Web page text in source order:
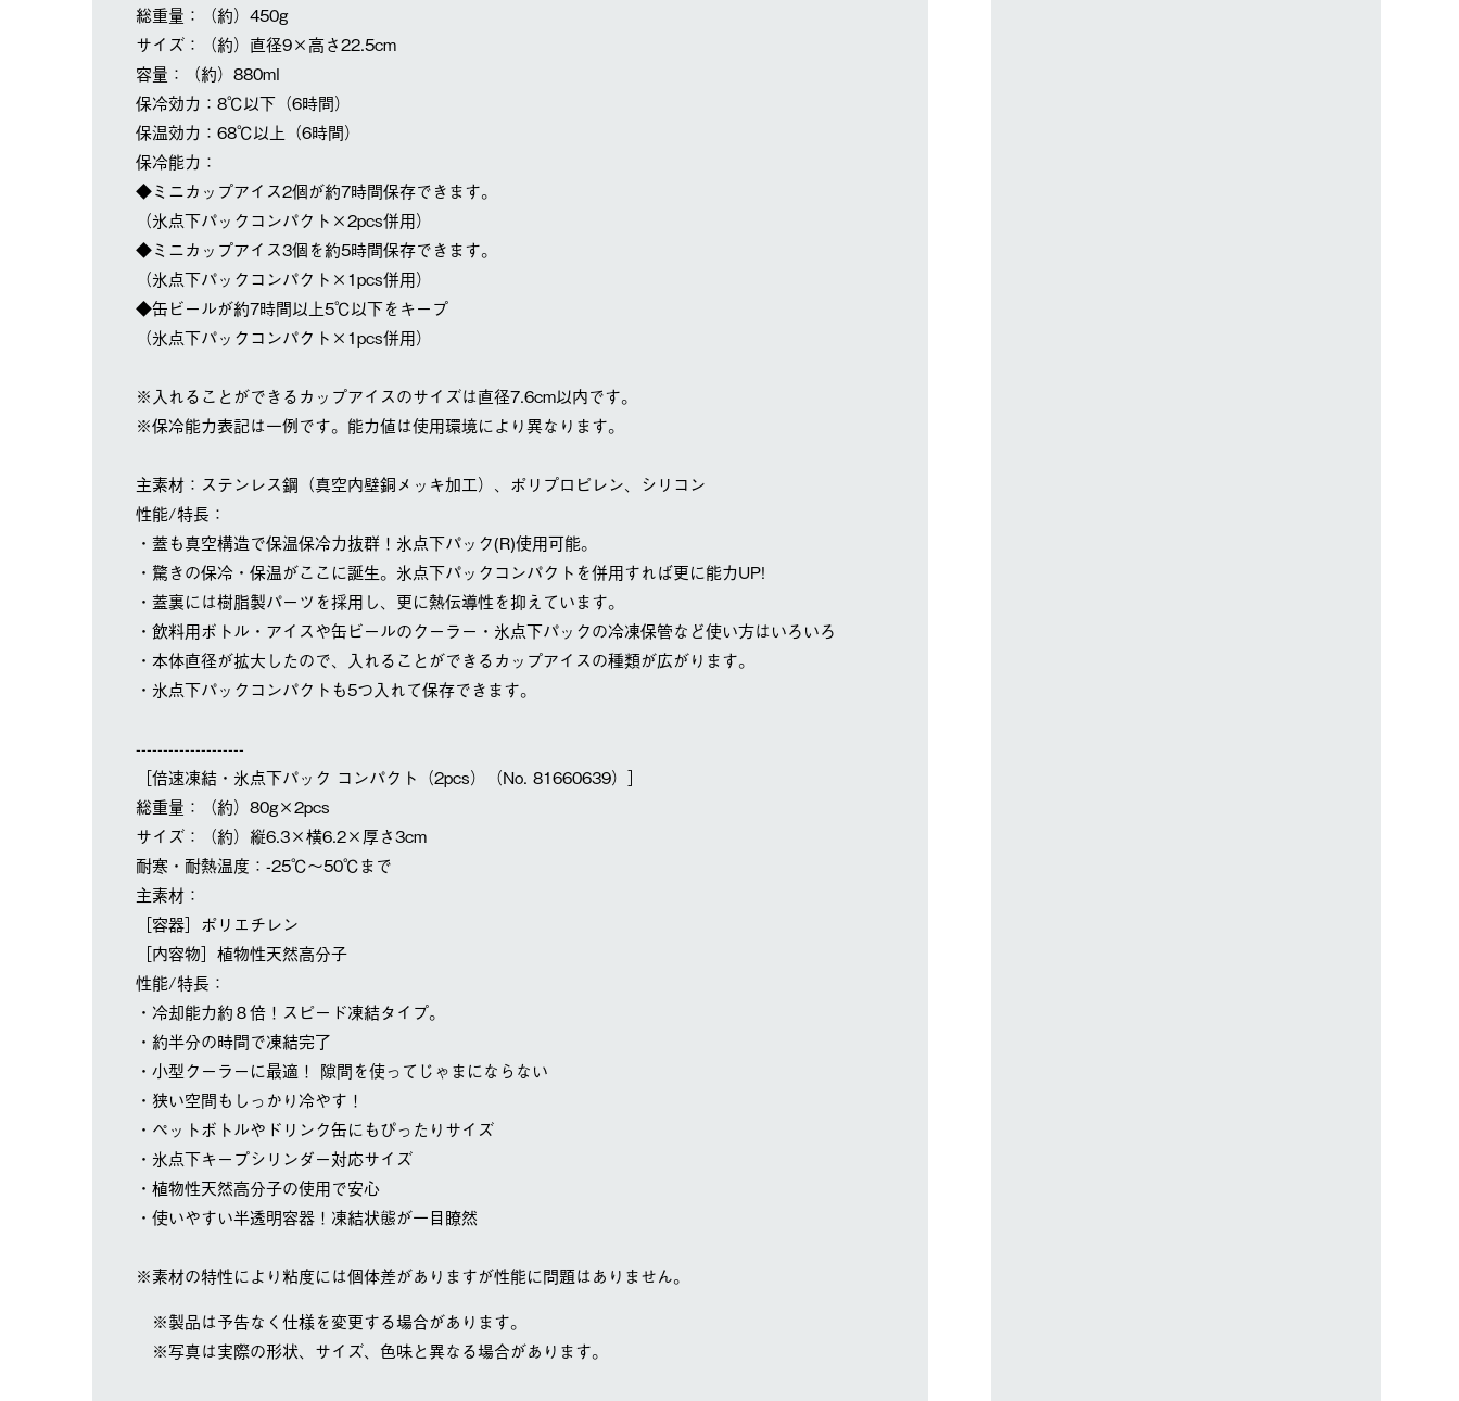
総重量：（約）450g
サイズ：（約）直径9×高さ22.5cm
容量：（約）880ml
保冷効力：8℃以下（6時間）
保温効力：68℃以上（6時間）
保冷能力：
◆ミニカップアイス2個が約7時間保存できます。
（氷点下パックコンパクト×2pcs併用）
◆ミニカップアイス3個を約5時間保存できます。
（氷点下パックコンパクト×1pcs併用）
◆缶ビールが約7時間以上5℃以下をキープ
（氷点下パックコンパクト×1pcs併用）
※入れることができるカップアイスのサイズは直径7.6cm以内です。
※保冷能力表記は一例です。能力値は使用環境により異なります。
主素材：ステンレス鋼（真空内壁銅メッキ加工）、ポリプロピレン、シリコン
性能/特長：
・蓋も真空構造で保温保冷力抜群！氷点下パック(R)使用可能。
・驚きの保冷・保温がここに誕生。氷点下パックコンパクトを併用すれば更に能力UP!
・蓋裏には樹脂製パーツを採用し、更に熱伝導性を抑えています。
・飲料用ボトル・アイスや缶ビールのクーラー・氷点下パックの冷凍保管など使い方はいろいろ
・本体直径が拡大したので、入れることができるカップアイスの種類が広がります。
・氷点下パックコンパクトも5つ入れて保存できます。
--------------------
［倍速凍結・氷点下パック コンパクト（2pcs）（No. 81660639）］
総重量：（約）80g×2pcs
サイズ：（約）縦6.3×横6.2×厚さ3cm
耐寒・耐熱温度：-25℃～50℃まで
主素材：
［容器］ポリエチレン
［内容物］植物性天然高分子
性能/特長：
・冷却能力約８倍！スピード凍結タイプ。
・約半分の時間で凍結完了
・小型クーラーに最適！ 隙間を使ってじゃまにならない
・狭い空間もしっかり冷やす！
・ペットボトルやドリンク缶にもぴったりサイズ
・氷点下キープシリンダー対応サイズ
・植物性天然高分子の使用で安心
・使いやすい半透明容器！凍結状態が一目瞭然
※素材の特性により粘度には個体差がありますが性能に問題はありません。
※製品は予告なく仕様を変更する場合があります。
※写真は実際の形状、サイズ、色味と異なる場合があります。